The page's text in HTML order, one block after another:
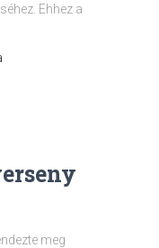
Ehhez a
meg